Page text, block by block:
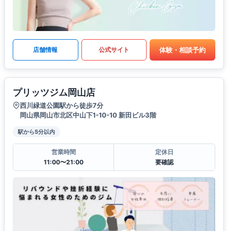
店舗情報 公式サイト 体験・相談予約
プリッツジム岡山店
西川緑道公園駅から徒歩7分
岡山県岡山市北区中山下1-10-10 新田ビル3階
駅から5分以内
営業時間
11:00〜21:00
定休日
要確認